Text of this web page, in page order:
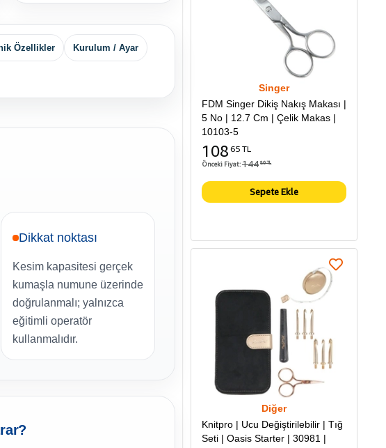
Özellikler Kurulum / Ayar
Dikkat noktası
Kesim kapasitesi gerçek
kumaşla numune üzerinde
doğrulanmalı; yalnızca
eğitimli operatör
kullanmalıdır.
Singer
FDM Singer Dikiş Nakış Makası |
5 No | 12.7 Cm | Çelik Makas |
10103-5
108 65 TL
Önceki Fiyat:144 86 TL
Sepete Ekle
Diğer
Knitpro | Ucu Değiştirilebilir | Tığ
Seti | Oasis Starter | 30981 |